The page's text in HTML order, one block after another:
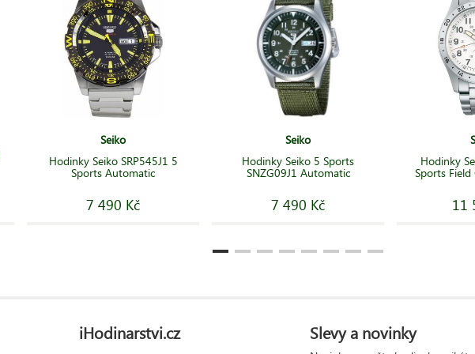
Seiko
Hodinky Seiko SRP545J1 5
Sports Automatic
7 490 Kč
Seiko
Hodinky Seiko 5 Sports
SNZG09J1 Automatic
7 490 Kč
Hodinky
Sports
11
iHodinarstvi.cz Slevy a novinky